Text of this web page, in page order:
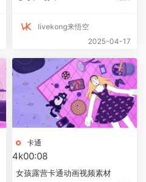
livekong来悟空
2025-04-17
卡通
4k00:08
女孩露营卡通动画视频素材